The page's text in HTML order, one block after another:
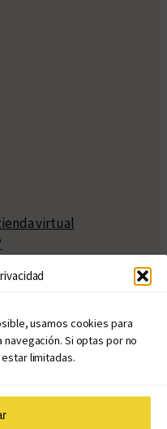
usamos cookies para
Si optas por no
limitadas.
virtual